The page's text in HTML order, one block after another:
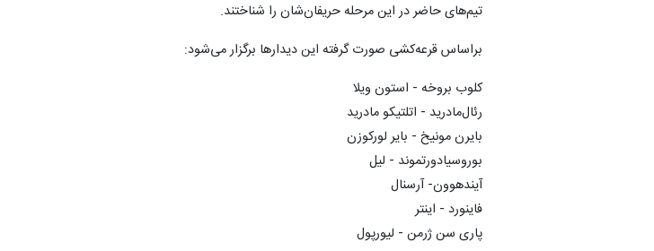
تیم‌های حاضر در این مرحله حریفان‌شان را شناختند.
براساس قرعه‌کشی صورت گرفته این دیدارها برگزار می‌شود:
کلوب بروخه - استون ویلا
رئال‌مادرید - اتلتیکو مادرید
بایرن مونیخ - بایر لورکوزن
بوروسیادورتموند - لیل
آیندهوون- آرسنال
فاینورد - اینتر
پاری سن ژرمن - لیورپول